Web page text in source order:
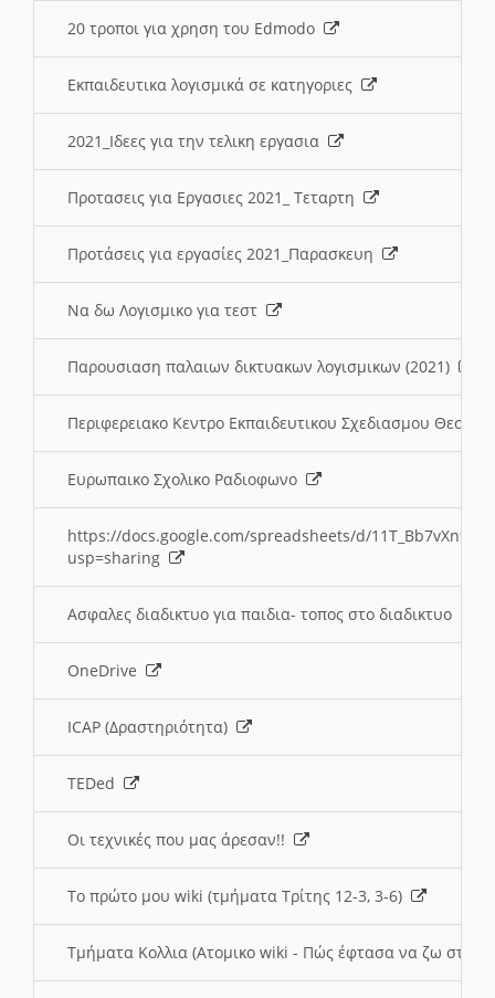
20 τροποι για χρηση του Edmodo
Εκπαιδευτικα λογισμικά σε κατηγοριες
2021_Ιδεες για την τελικη εργασια
Προτασεις για Εργασιες 2021_ Τεταρτη
Προτάσεις για εργασίες 2021_Παρασκευη
Να δω Λογισμικο για τεστ
Παρουσιαση παλαιων δικτυακων λογισμικων (2021)
Περιφερειακο Κεντρο Εκπαιδευτικου Σχεδιασμου
Ευρωπαικο Σχολικο Ραδιοφωνο
https://docs.google.com/spreadsheets/d/
usp=sharing
Ασφαλες διαδικτυο για παιδια- τοπος στο διαδικτυο
OneDrive
ICAP (Δραστηριότητα)
TEDed
Οι τεχνικές που μας άρεσαν!!
Το πρώτο μου wiki (τμήματα Τρίτης 12-3, 3-6)
Τμήματα Κολλια (Ατομικο wiki - Πώς έφτασα να ζω στην